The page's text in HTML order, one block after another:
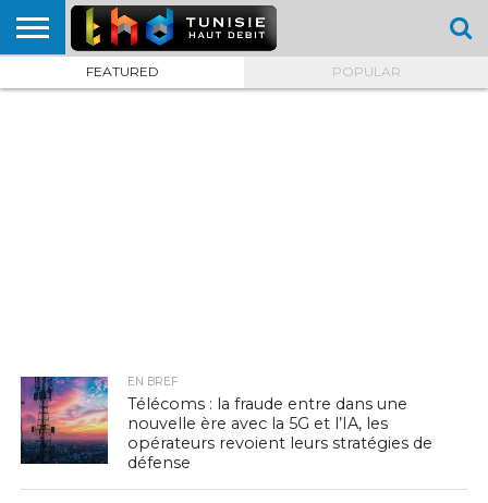
HOME
L’ACTUTHD
EN
PODCASTS
TEST
COMPARATIF
CARTE DE
CONTACT
FEATURED POPULAR
EN BREF
Télécoms : la fraude entre dans une
nouvelle ère avec la 5G et l’IA, les
opérateurs revoient leurs stratégies de
défense